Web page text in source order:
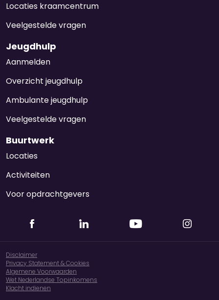
Locaties kraamcentrum
Veelgestelde vragen
Jeugdhulp
Aanmelden
Overzicht jeugdhulp
Ambulante jeugdhulp
Veelgestelde vragen
Buurtwerk
Locaties
Activiteiten
Voor opdrachtgevers
Disclaimer
Privacy Statement & Cookies
Algemene Voorwaarden
Wet Nederlandse Topinkomens
Klacht indienen